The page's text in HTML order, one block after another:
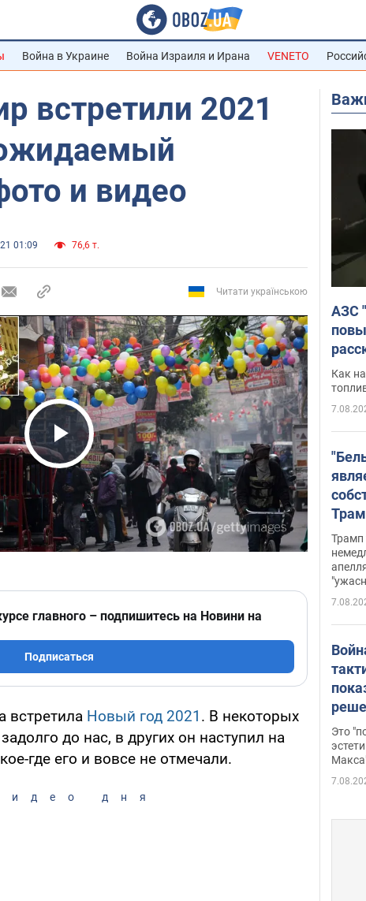
Война в Украине Война Израиля и Ирана VENETO
встретили 2021
и видео
01:09 76,6 т.
Читати українською
Play Video
главного – подпишитесь на Новини на
Подписаться
встретила Новый год 2021 . В некоторых
до нас, в других он наступил на
где его и вовсе не отмечали.
дня
АЗС
Как
Трамп
Это